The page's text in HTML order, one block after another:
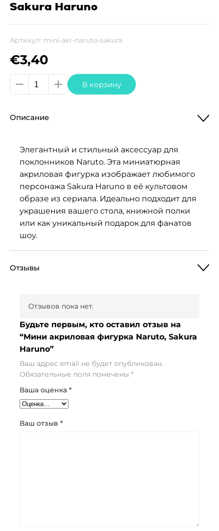
Sakura Haruno
Артикул: mini-akr-naruto-sakura
€3,40
Количество
товара
акриловая
Naruto,
В корзину
Описание
Элегантный и стильный аксессуар для
поклонников Naruto. Эта миниатюрная
акриловая фигурка изображает любимого
персонажа Sakura Haruno в её культовом
образе из сериала. Идеально подходит для
украшения вашего стола, книжной полки
или как уникальный подарок для фанатов
шоу.
Отзывы
Отзывов пока нет.
Будьте первым, кто оставил отзыв на
“Мини акриловая фигурка Naruto, Sakura
Haruno”
Ваш адрес email не будет опубликован.
Обязательные поля помечены *
Ваша оценка *
Ваш отзыв *